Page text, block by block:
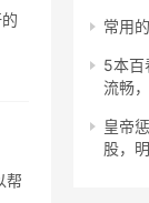
帮
常用
5本百
流畅
皇帝
股，